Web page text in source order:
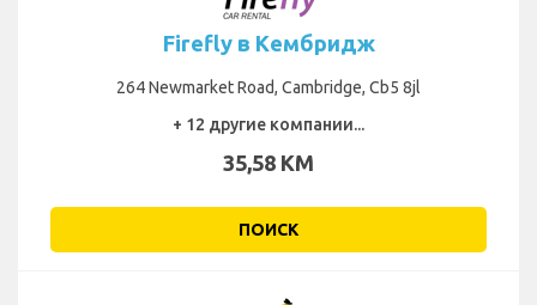
Firefly в Кембридж
264 Newmarket Road, Cambridge, Cb5 8jl
+ 12 другие компании...
35,58 KM
ПОИСК